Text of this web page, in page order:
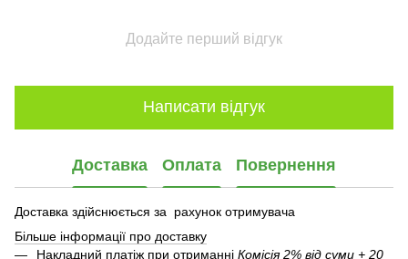
Додайте перший відгук
Написати відгук
Доставка Оплата Повернення
Доставка здійснюється за рахунок отримувача
Більше інформації про доставку
Накладний платіж при отриманні Комісія 2% від суми + 20